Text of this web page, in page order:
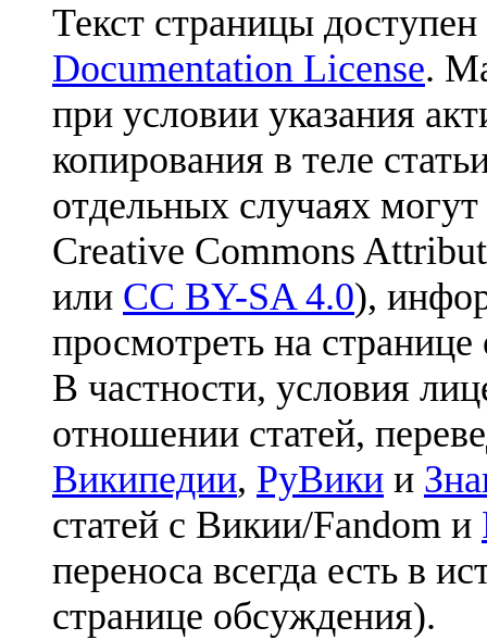
Текст страницы
Documentation License.
при условии указания
копирования в теле
отдельных случаях
Creative Commons
или CC BY-SA 4.0),
просмотреть на
В частности, условия
отношении статей,
Википедии, РуВики и
статей с Викии/Fandom и
переноса всегда есть в
странице обсуждения).